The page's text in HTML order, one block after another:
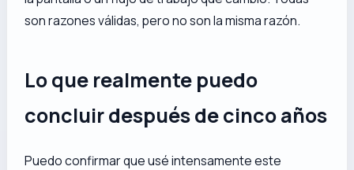
son razones válidas, pero no son la misma razón.
Lo que realmente puedo
concluir después de cinco años
Puedo confirmar que usé intensamente este